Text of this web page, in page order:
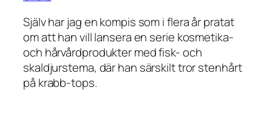
Själv har jag en kompis som i flera år pratat
om att han vill lansera en serie kosmetika-
och hårvårdprodukter med fisk- och
skaldjurstema, där han särskilt tror stenhårt
på krabb-tops.